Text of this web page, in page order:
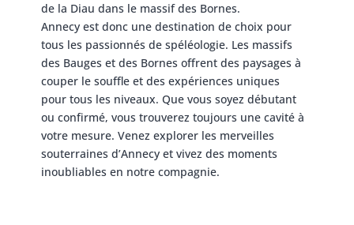
de la Diau dans le massif des Bornes.
Annecy est donc une destination de choix pour
tous les passionnés de spéléologie. Les massifs
des Bauges et des Bornes offrent des paysages à
couper le souffle et des expériences uniques
pour tous les niveaux. Que vous soyez débutant
ou confirmé, vous trouverez toujours une cavité à
votre mesure. Venez explorer les merveilles
souterraines d’Annecy et vivez des moments
inoubliables en notre compagnie.